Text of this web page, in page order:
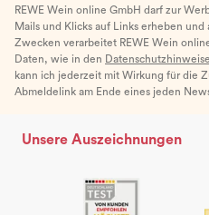
REWE Wein online GmbH darf zur
Mails und Klicks auf Links erheben
Zwecken verarbeitet REWE Wein
Daten, wie in den
kann ich jederzeit mit Wirkung für die
Abmeldelink am Ende eines jeden
Unsere Auszeichnungen